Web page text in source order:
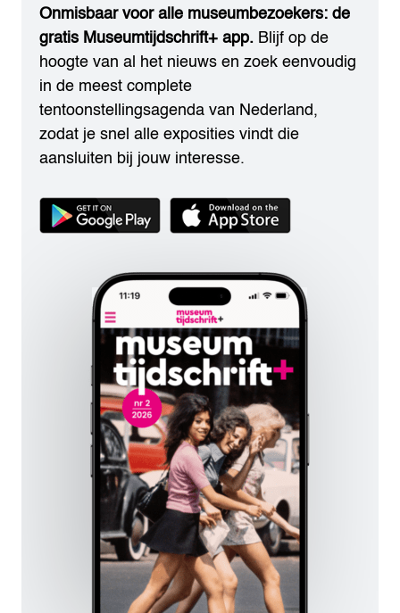
Onmisbaar voor alle museumbezoekers: de
gratis Museumtijdschrift+ app. Blijf op de
hoogte van al het nieuws en zoek eenvoudig
in de meest complete
tentoonstellingsagenda van Nederland,
zodat je snel alle exposities vindt die
aansluiten bij jouw interesse.